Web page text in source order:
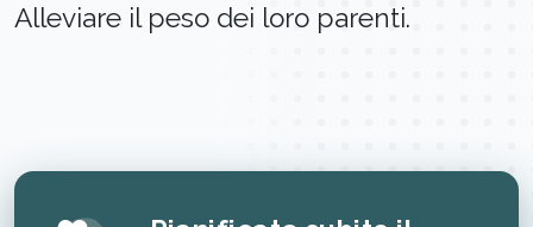
Alleviare il peso dei loro parenti.